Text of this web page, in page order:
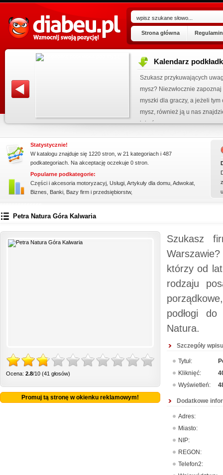
Strona główna
wpisu »
Kalendarz
Szukasz przykuwających
mysz? Niezwłocznie
myszki dla graczy, a jeżeli
mysz, również ją u nas
jakośc...
Statystycznie!
W katalogu znajduje się 1220 stron, w 21 kategoriach i 487
podkategoriach. Na akceptację oczekuje 0 stron.
Popularne podkategorie:
Części i akcesoria motoryzacyj Usługi Artykuły dla domu Adwokat
Biznes
Banki Bazy firm i przedsiębiorstw,
Petra Natura Góra Kalwaria
Ocena: 2.8/10 (41 głosów)
Promuj tą stronę w okienku reklamowym!
Szukasz
którzy od
rodzaju
podłogi
Natura.
Szczegóły
Tytuł:
Kliknięć:
Wyświetleń:
Dodatkowe
Adres:
Miasto:
NIP:
REGON:
Telefon2: